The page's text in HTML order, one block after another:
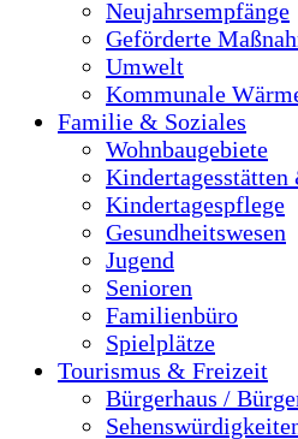
Neujahrsempfänge
Geförderte
Umwelt
Kommunale
Familie & Soziales
Wohnbaugebiete
Kindertagesstätten
Kindertagespflege
Gesundheitswesen
Jugend
Senioren
Familienbüro
Spielplätze
Tourismus & Freizeit
Bürgerhaus /